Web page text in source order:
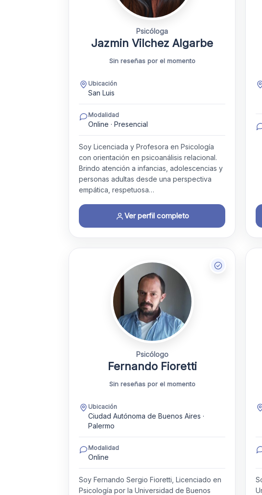
Psicóloga
Jazmin Vilchez Algarbe
Sin reseñas por el momento
Ubicación
San Luis
Modalidad
Online · Presencial
Soy Licenciada y Profesora en Psicología
con orientación en psicoanálisis relacional.
Brindo atención a infancias, adolescencias y
personas adultas desde una perspectiva
empática, respetuosa…
Ver perfil completo
Psicólogo
Fernando Fioretti
Sin reseñas por el momento
Ubicación
Ciudad Autónoma de Buenos Aires ·
Palermo
Modalidad
Online
Soy Fernando Sergio Fioretti, Licenciado en
Psicología por la Universidad de Buenos